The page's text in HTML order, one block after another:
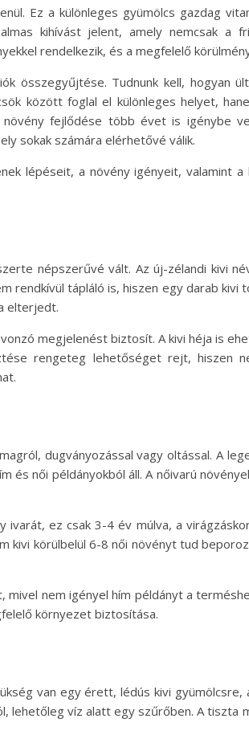
Ez a különleges gyümölcs gazdag
kihívást jelent, amely nemcsak a
rendelkezik, és a megfelelő
összegyűjtése. Tudnunk kell, hogyan
között foglal el különleges helyet,
fejlődése több évet is igénybe
sokak számára elérhetővé válik.
lépéseit, a növény igényeit, valamint
népszerűvé vált. Az új-zélandi kivi
rendkívül tápláló is, hiszen egy darab
elterjedt.
megjelenést biztosít. A kivi héja is
rengeteg lehetőséget rejt, hiszen
dugványozással vagy oltással. A
és női példányokból áll. A nőivarú
ivarát, ez csak 3-4 év múlva, a
kivi körülbelül 6-8 női növényt tud
mivel nem igényel hím példányt a
környezet biztosítása.
van egy érett, lédús kivi
lehetőleg víz alatt egy szűrőben. A